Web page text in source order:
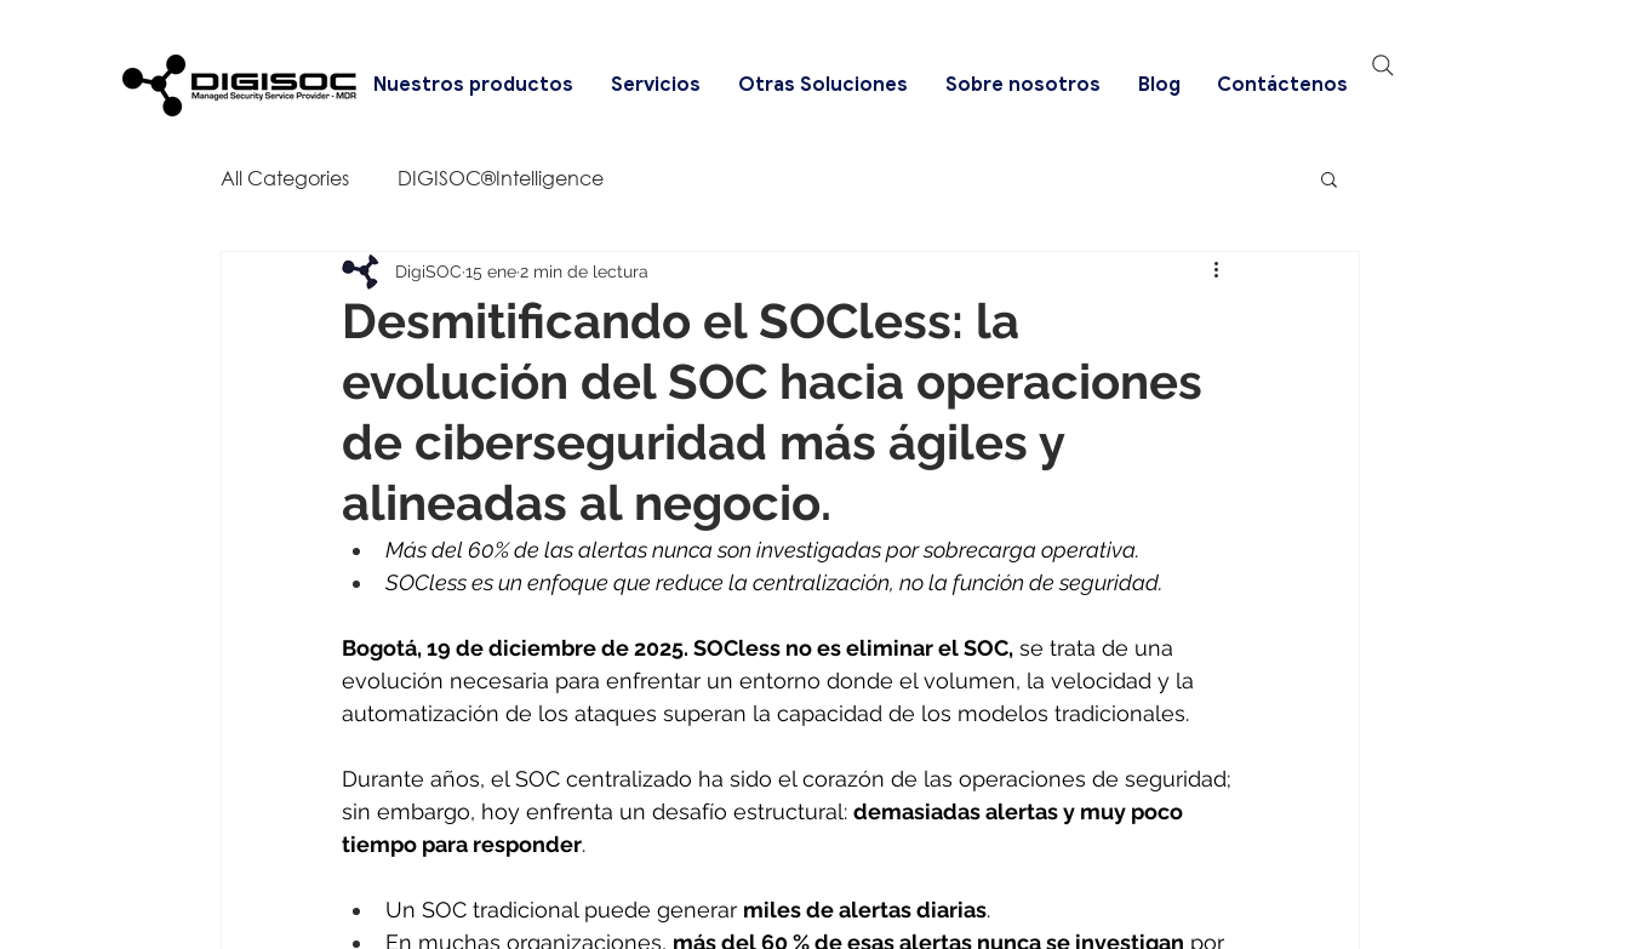
Nuestros productos Servicios Otras Soluciones Sobre nosotros Blog Contáctenos
All Categories DIGISOC®Intelligence
Desmitificando el SOCless: la
evolución del SOC hacia operaciones
de ciberseguridad más ágiles y
alineadas al negocio.
DigiSOC 15 ene2 min de lectura
Más del 60% de las alertas nunca son investigadas por sobrecarga operativa.
SOCless es un enfoque que reduce la centralización, no la función de seguridad.
Bogotá, 19 de diciembre de 2025. SOCless no es eliminar el SOC, se trata de una
evolución necesaria para enfrentar un entorno donde el volumen, la velocidad y la
automatización de los ataques superan la capacidad de los modelos tradicionales.
Durante años, el SOC centralizado ha sido el corazón de las operaciones de seguridad;
sin embargo, hoy enfrenta un desafío estructural: demasiadas alertas y muy poco
tiempo para responder.
Un SOC tradicional puede generar miles de alertas diarias.
En muchas organizaciones, más del 60 % de esas alertas nunca se investigan por